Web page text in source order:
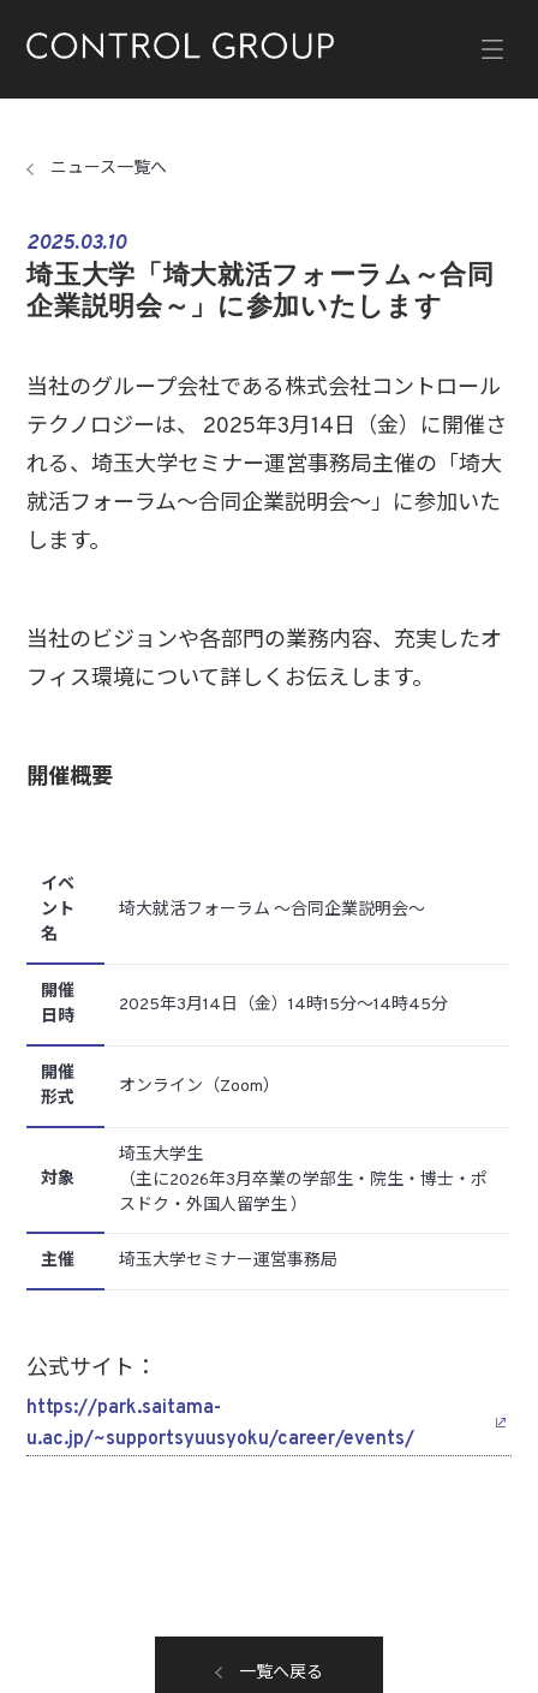
ニュース一覧へ
2025.03.10
埼玉大学「埼大就活フォーラム～合同
企業説明会～」に参加いたします
当社のグループ会社である株式会社コントロール
テクノロジーは、 2025年3月14日（金）に開催さ
れる、埼玉大学セミナー運営事務局主催の「埼大
就活フォーラム～合同企業説明会～」に参加いた
します。
当社のビジョンや各部門の業務内容、充実したオ
フィス環境について詳しくお伝えします。
開催概要
イベ
ント
名
埼大就活フォーラム ～合同企業説明会～
開催
日時
2025年3月14日（金）14時15分～14時45分
開催
形式
オンライン（Zoom）
対象
埼玉大学生
（主に2026年3月卒業の学部生・院生・博士・ポ
スドク・外国⼈留学生 ）
主催 埼玉大学セミナー運営事務局
公式サイト：
https://park.saitama-
u.ac.jp/~supportsyuusyoku/career/events/
一覧へ戻る